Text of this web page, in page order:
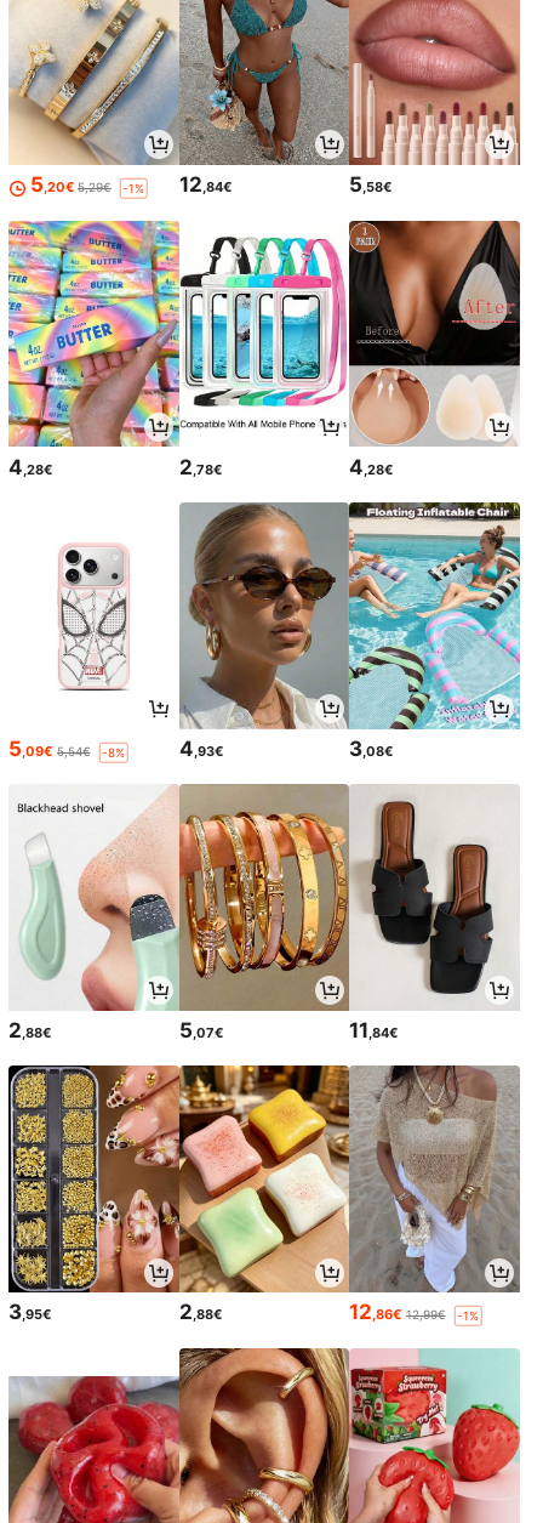
5,20€ 5,29€ -1% 12,84€ 5,58€
4 ,28€ 2 ,78€ 4 ,28€
5,09€ 5,54€ -8% 4,93€ 3,08€
2,88€ 5,07€ 11,84€
3,95€ 2,88€ 12,86€ 12,99€ -1%